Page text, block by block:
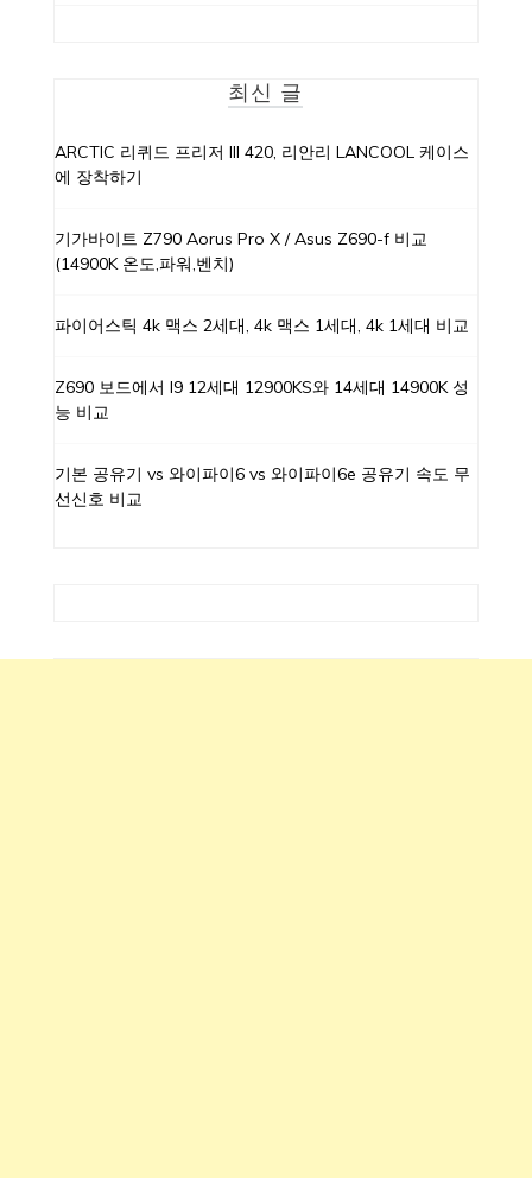
최신 글
ARCTIC 리퀴드 프리저 III 420, 리안리 LANCOOL 케이스
에 장착하기
기가바이트 Z790 Aorus Pro X / Asus Z690-f 비교
(14900K 온도,파워,벤치)
파이어스틱 4k 맥스 2세대, 4k 맥스 1세대, 4k 1세대 비교
Z690 보드에서 I9 12세대 12900KS와 14세대 14900K 성
능 비교
기본 공유기 vs 와이파이6 vs 와이파이6e 공유기 속도 무
선신호 비교